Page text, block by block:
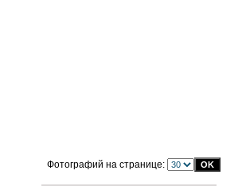
Фотографий на странице: